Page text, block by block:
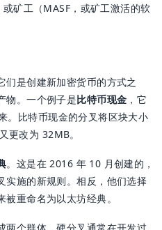
或矿工（MASF，或矿工激活的软
们是创建新加密货币的方式之
物。一个例子是比特币现金 ，它
。比特币现金的分叉将区块大小
更改为 32MB。
。这是在 2016 年 10 月创建的，
实施的新规则。相反，他们选择
重命名为以太坊经典。